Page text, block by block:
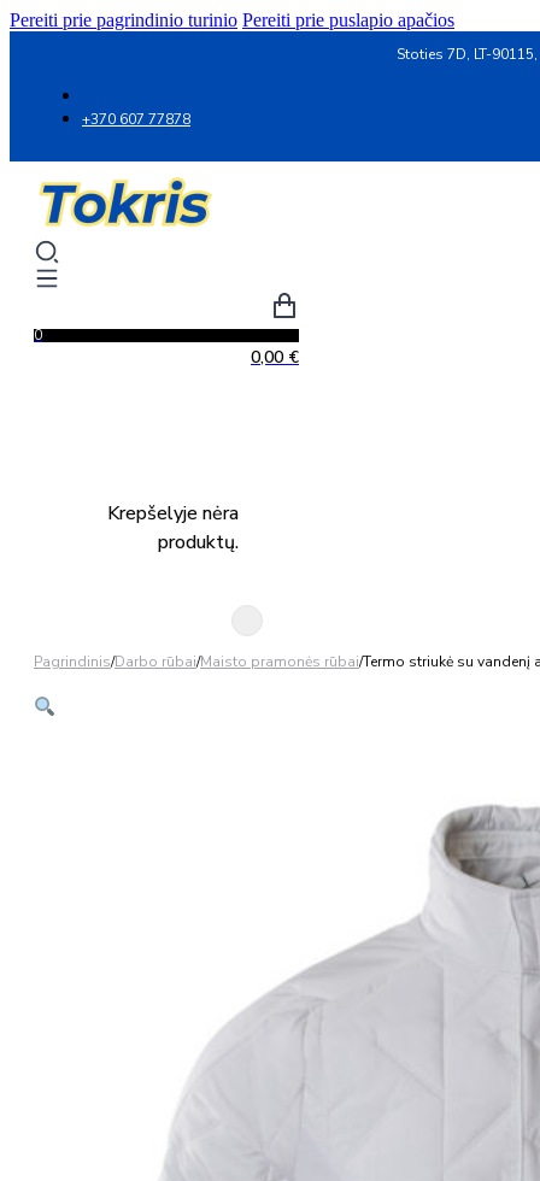
Pereiti prie pagrindinio turinio Pereiti prie puslapio apačios
Stoties 7D, LT-
+370 607 77878
0
0,00 €
Krepšelyje nėra
produktų.
Pagrindinis/Darbo rūbai/Maisto pramonės rūbai/Termo striukė su